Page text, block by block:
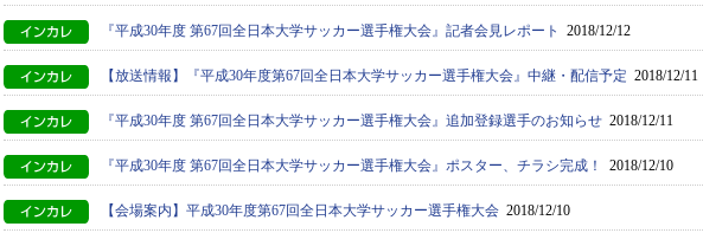
『平成30年度 第67回全日本大学サッカー選手権大会』記者会見レポート 2018/12/12
【放送情報】『平成30年度第67回全日本大学サッカー選手権大会』中継・配信予定 2018/12/11
『平成30年度 第67回全日本大学サッカー選手権大会』追加登録選手のお知らせ 2018/12/11
『平成30年度 第67回全日本大学サッカー選手権大会』ポスター、チラシ完成！ 2018/12/10
【会場案内】平成30年度第67回全日本大学サッカー選手権大会 2018/12/10